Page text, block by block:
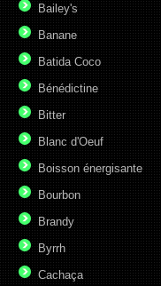
Bailey's
Banane
Batida Coco
Bénédictine
Bitter
Blanc d'Oeuf
Boisson énergisante
Bourbon
Brandy
Byrrh
Cachaça